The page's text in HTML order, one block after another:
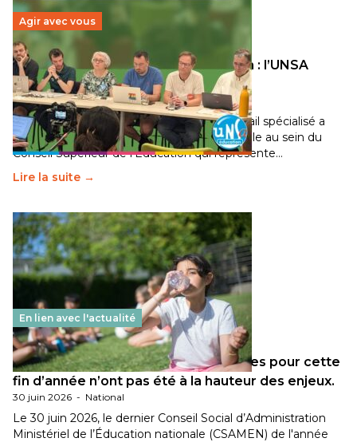
Agir avec vous
Transition écologique de l’éducation : l’UNSA
Éducation fait bouger les lignes
30 juin 2026-National
Pendant plusieurs mois, un groupe de travail spécialisé a
travaillé sur la transition écologique de l’Ecole au sein du
Conseil Supérieur de l’Éducation qui représente…
Lire la suite →
En lien avec l'actualité
Les décisions ministérielles attendues pour cette
fin d’année n’ont pas été à la hauteur des enjeux.
30 juin 2026 - National
Le 30 juin 2026, le dernier Conseil Social d’Administration
Ministériel de l’Éducation nationale (CSAMEN) de l'année